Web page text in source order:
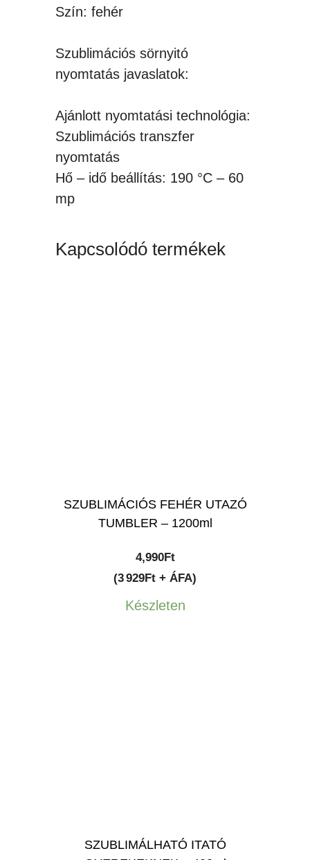
Szín: fehér
Szublimációs sörnyitó
nyomtatás javaslatok:
Ajánlott nyomtatási technológia:
Szublimációs transzfer
nyomtatás
Hő – idő beállítás: 190 °C – 60
mp
Kapcsolódó termékek
SZUBLIMÁCIÓS FEHÉR UTAZÓ
TUMBLER – 1200ml
4,990Ft
(3 929Ft + ÁFA)
Készleten
SZUBLIMÁLHATÓ ITATÓ